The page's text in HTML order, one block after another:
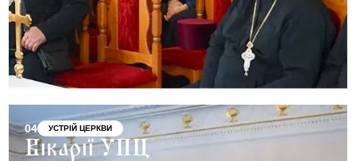
04 УСТРІЙ ЦЕРКВИ
Вікарії УПЦ